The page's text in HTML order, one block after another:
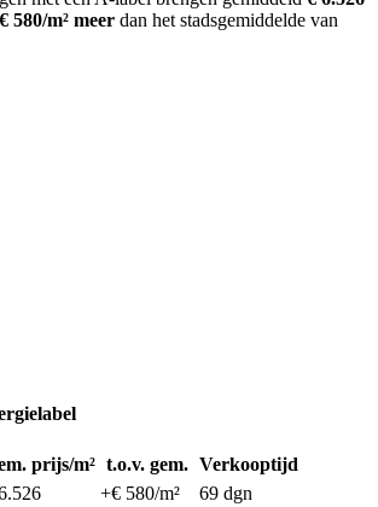
€ 580/m² meer dan het stadsgemiddelde van
prijs/m² t.o.v. gem. Verkooptijd
+€ 580/m²
69 dgn